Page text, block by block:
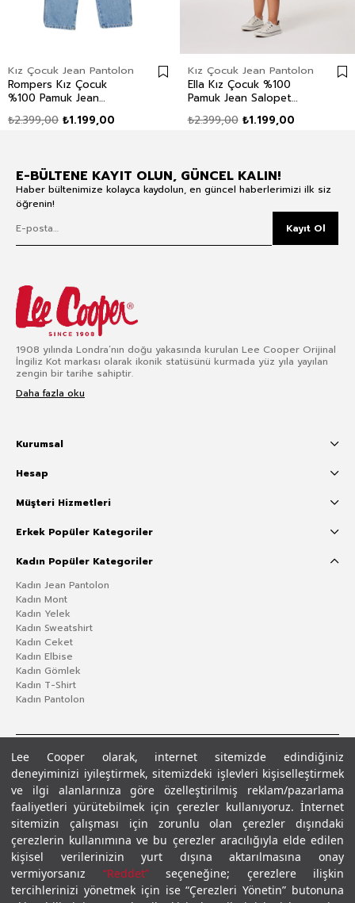
Lee Cooper olarak, internet sitemizde edindiğiniz
deneyiminizi iyileştirmek, sitemizdeki işlevleri kişiselleştirmek
ve ilgi alanlarınıza göre özelleştirilmiş reklam/pazarlama
faaliyetleri yürütebilmek için çerezler kullanıyoruz. İnternet
sitemizin çalışması için zorunlu olan çerezler dışındaki
çerezlerin kullanımına ve bu çerezler aracılığıyla elde edilen
kişisel verilerinizin yurt dışına aktarılmasına onay
vermiyorsanız “Reddet”seçeneğine; çerezlere ilişkin
tercihlerinizi yönetmek için ise “Çerezleri Yönetin” butonuna
Kız Çocuk Jean Pantolon
Rompers Kız Çocuk
%100 Pamuk Jean
₺1.199,00
₺2.399,00
Kız Çocuk Jean Pantolon
Ella Kız Çocuk %100
Pamuk Jean Salopet
₺1.199,00
₺2.399,00
E-BÜLTENE KAYIT OLUN, GÜNCEL KALIN!
Haber bültenimize kolayca kaydolun, en güncel haberlerimizi ilk siz
öğrenin!
Kayıt Ol
1908 yılında Londra’nın doğu yakasında kurulan Lee Cooper Orijinal
İngiliz Kot markası olarak ikonik statüsünü kurmada yüz yıla yayılan
zengin bir tarihe sahiptir.
Daha fazla oku
Kurumsal
Hesap
Müşteri Hizmetleri
Erkek Popüler Kategoriler
Kadın Popüler Kategoriler
Kadın Jean Pantolon
Kadın Mont
Kadın Yelek
Kadın Sweatshirt
Kadın Ceket
Kadın Elbise
Kadın Gömlek
Kadın T-Shirt
Kadın Pantolon
Gizlilik PolitikasıÇerez Politikası KVKK Aydınlatma MetniŞartlar ve Koşullar
© 2026 Leecooper - Tüm Hakları Saklıdır.